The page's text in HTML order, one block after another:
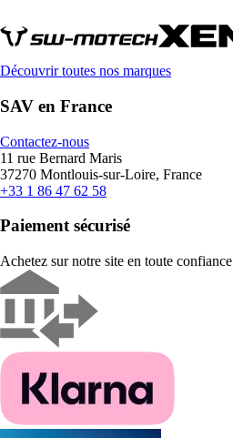
Découvrir toutes nos marques
SAV en France
Contactez-nous
11 rue Bernard Maris
37270 Montlouis-sur-Loire, France
+33 1 86 47 62 58
Paiement sécurisé
Achetez sur notre site en toute confiance